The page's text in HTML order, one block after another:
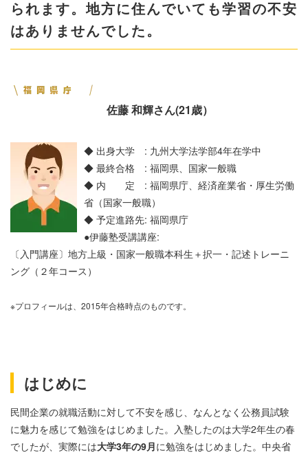
られます。地方に住んでいても学習の不安
はありませんでした。
佐藤 和輝さん(21歳）
◆ 出身大学 : 九州大学法学部4年在学中
◆ 最終合格 : 福岡県、国家一般職
◆ 内 定 : 福岡県庁、経済産業省・厚生労働
省（国家一般職）
◆ 予定進路先: 福岡県庁
●伊藤塾受講講座:
〔入門講座〕地方上級・国家一般職本科生＋択一・記述トレーニ
ング（２年コース）
※プロフィールは、2015年合格時点のものです。
はじめに
民間企業の就職活動に対して不安を感じ、なんとなく公務員試験
に魅力を感じて勉強をはじめました。入塾したのは大学2年生の春
でしたが、実際には大学3年の9月に勉強をはじめました。中央省